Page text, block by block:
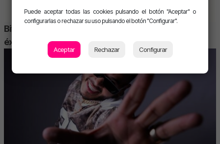
Bifi, el productor multiplatino de los reguetoneros de
éxito
Puede aceptar todas las cookies pulsando el botón "Aceptar" o
configurarlas o rechazar su uso pulsando el botón "Configurar".
Aceptar Rechazar Configurar